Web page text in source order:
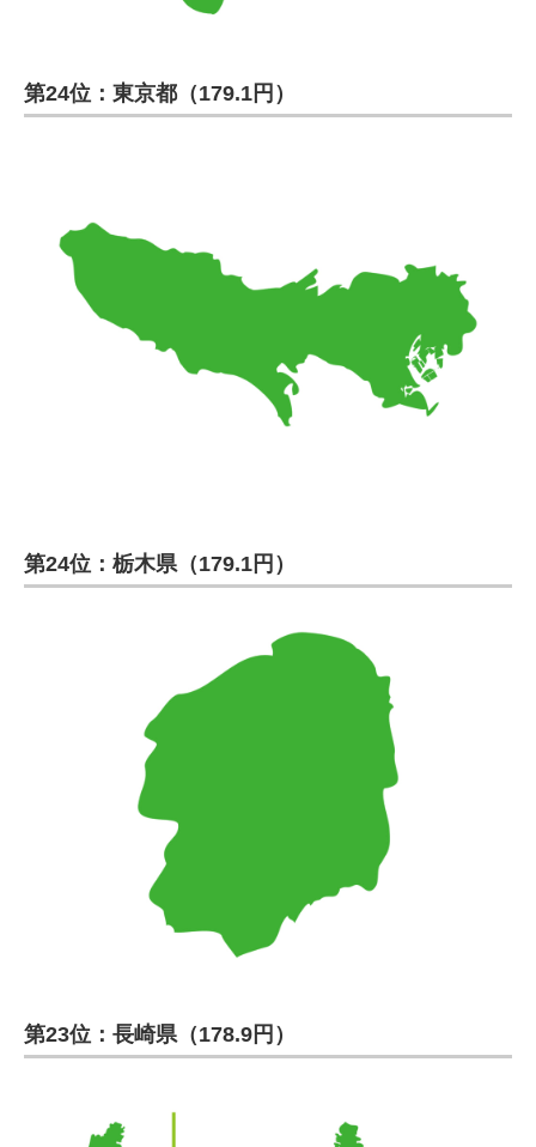
第24位：東京都（179.1円）
第24位：栃木県（179.1円）
第23位：長崎県（178.9円）